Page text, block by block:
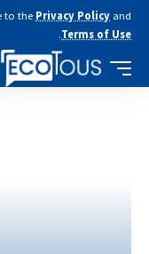
to the Privacy Policy and
Terms of Use
.